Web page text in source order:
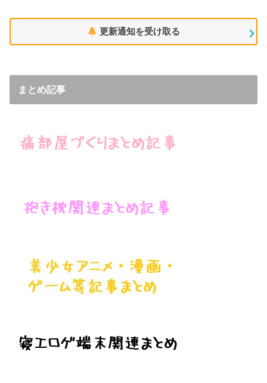
更新通知を受け取る
まとめ記事